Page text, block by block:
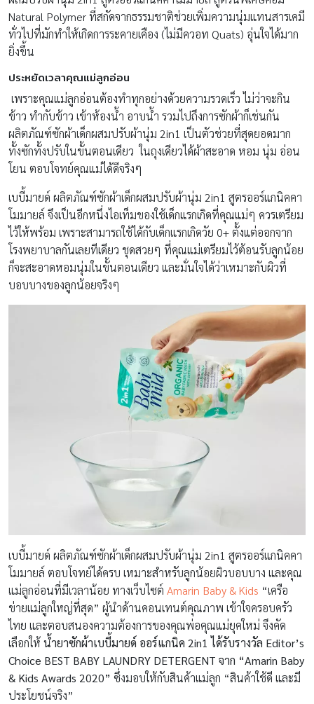
Natural Polymer ที่สกัดจากธรรมชาติช่วยเพิ่มความนุ่มแทนสารเคมี
ทั่วไปที่มักทำให้เกิดการระคายเคือง (ไม่มีควอท Quats) อุ่นใจได้มาก
ยิ่งขึ้น
ประหยัดเวลาคุณแม่ลูกอ่อน
เพราะคุณแม่ลูกอ่อนต้องทำทุกอย่างด้วยความรวดเร็ว ไม่ว่าจะกิน
ข้าว ทำกับข้าว เข้าห้องน้ำ อาบน้ำ รวมไปถึงการซักผ้าก็เช่นกัน
ผลิตภัณฑ์ซักผ้าเด็กผสมปรับผ้านุ่ม 2in1 เป็นตัวช่วยที่สุดยอดมาก
ทั้งซักทั้งปรับในขั้นตอนเดียว ในถุงเดียวได้ผ้าสะอาด หอม นุ่ม อ่อน
โยน ตอบโจทย์คุณแม่ได้ดีจริงๆ
เบบี้มายด์ ผลิตภัณฑ์ซักผ้าเด็กผสมปรับผ้านุ่ม 2in1 สูตรออร์แกนิคคา
โมมายล์ จึงเป็นอีกหนึ่งไอเท็มของใช้เด็กแรกเกิดที่คุณแม่ๆ ควรเตรียม
ไว้ให้พร้อม เพราะสามารถใช้ได้กับเด็กแรกเกิดวัย 0+ ตั้งแต่ออกจาก
โรงพยาบาลกันเลยทีเดียว ชุดสวยๆ ที่คุณแม่เตรียมไว้ต้อนรับลูกน้อย
ก็จะสะอาดหอมนุ่มในขั้นตอนเดียว และมั่นใจได้ว่าเหมาะกับผิวที่
บอบบางของลูกน้อยจริงๆ
เบบี้มายด์ ผลิตภัณฑ์ซักผ้าเด็กผสมปรับผ้านุ่ม 2in1 สูตรออร์แกนิคคา
โมมายล์ ตอบโจทย์ได้ครบ เหมาะสำหรับลูกน้อยผิวบอบบาง และคุณ
แม่ลูกอ่อนที่มีเวลาน้อย ทางเว็บไซต์ Amarin Baby & Kids “เครือ
ข่ายแม่ลูกใหญ่ที่สุด” ผู้นำด้านคอนเทนต์คุณภาพ เข้าใจครอบครัว
ไทย และตอบสนองความต้องการของคุณพ่อคุณแม่ยุคใหม่ จึงคัด
เลือกให้น้ำยาซักผ้าเบบี้มายด์ ออร์แกนิค 2in1 ได้รับรางวัล Editor’s
Choice BEST BABY LAUNDRY DETERGENT จาก “Amarin Baby
& Kids Awards 2020” ซึ่งมอบให้กับสินค้าแม่ลูก “สินค้าใช้ดี และมี
ประโยชน์จริง”